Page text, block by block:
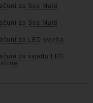
za Sea Maid
za Sea Maid
za LED svjetla
za svjetla LED